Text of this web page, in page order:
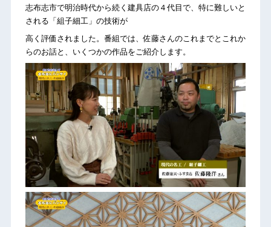
志布志市で明治時代から続く建具店の４代目で、特に難しいと
される「組子細工」の技術が
高く評価されました。番組では、佐藤さんのこれまでとこれか
らのお話と、いくつかの作品をご紹介します。